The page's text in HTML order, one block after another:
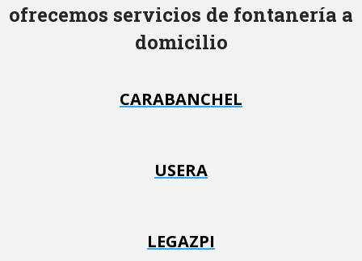
ofrecemos servicios de fontanería a
domicilio
CARABANCHEL
USERA
LEGAZPI